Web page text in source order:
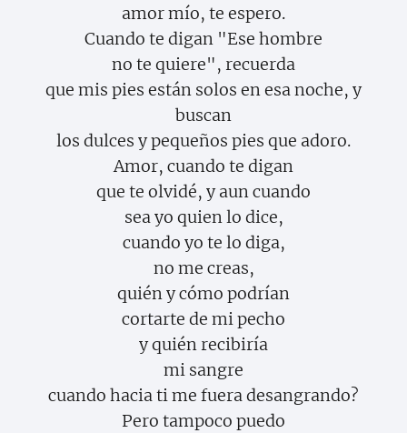
amor mío, te espero.
Cuando te digan "Ese hombre
no te quiere", recuerda
que mis pies están solos en esa noche, y
buscan
los dulces y pequeños pies que adoro.
Amor, cuando te digan
que te olvidé, y aun cuando
sea yo quien lo dice,
cuando yo te lo diga,
no me creas,
quién y cómo podrían
cortarte de mi pecho
y quién recibiría
mi sangre
cuando hacia ti me fuera desangrando?
Pero tampoco puedo